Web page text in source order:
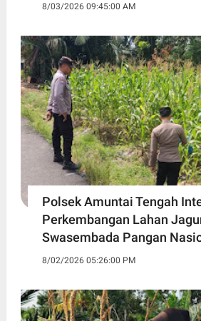
8/03/2026 09:45:00 AM
Polsek Amuntai Tengah
Perkembangan Lahan
Swasembada Pangan
8/02/2026 05:26:00 PM